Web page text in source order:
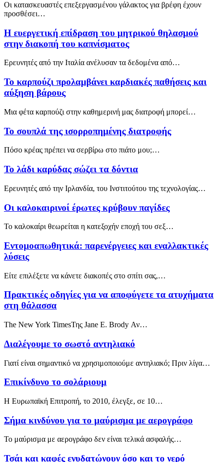
Οι κατασκευαστές επεξεργασμένου γάλακτος για βρέφη έχουν
προσθέσει…
H ευεργετική επίδραση του μητρικού θηλασμού
στην διακοπή του καπνίσματος
Ερευνητές από την Ιταλία ανέλυσαν τα δεδομένα από…
Το καρπούζι προλαμβάνει καρδιακές παθήσεις και
αύξηση βάρους
Μια φέτα καρπούζι στην καθημερινή μας διατροφή μπορεί…
To σουπλά της ισορροπημένης διατροφής
Πόσο κρέας πρέπει να σερβίρω στο πιάτο μου;…
Το λάδι καρύδας σώζει τα δόντια
Ερευνητές από την Ιρλανδία, του Ινστιτούτου της τεχνολογίας…
Οι καλοκαιρινοί έρωτες κρύβουν παγίδες
Το καλοκαίρι θεωρείται η κατεξοχήν εποχή του σεξ…
Εντομοαπωθητικά: παρενέργειες και εναλλακτικές
λύσεις
Είτε επιλέξετε να κάνετε διακοπές στο σπίτι σας,…
Πρακτικές οδηγίες για να αποφύγετε τα ατυχήματα
στη θάλασσα
The New York TimesΤης Jane E. Brody Αν…
Διαλέγουμε το σωστό αντηλιακό
Γιατί είναι σημαντικό να χρησιμοποιούμε αντηλιακό; Πριν λίγα…
Επικίνδυνο το σολάριουμ
Η Ευρωπαϊκή Επιτροπή, το 2010, έλεγξε, σε 10…
Σήμα κινδύνου για το μαύρισμα με αερογράφο
Το μαύρισμα με αερογράφο δεν είναι τελικά ασφαλής…
Τσάι και καφές ενυδατώνουν όσο και το νερό